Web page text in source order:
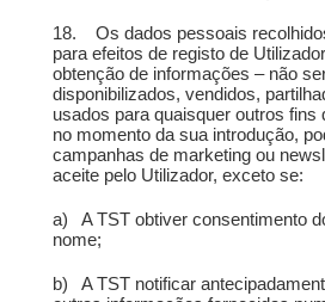
18. Os dados pessoais
para efeitos de registo de
obtenção de informações – não
disponibilizados, vendidos,
usados para quaisquer outros
no momento da sua introdução,
campanhas de marketing ou
aceite pelo Utilizador, exceto se:
a) A TST obtiver consentimento
nome;
b) A TST notificar